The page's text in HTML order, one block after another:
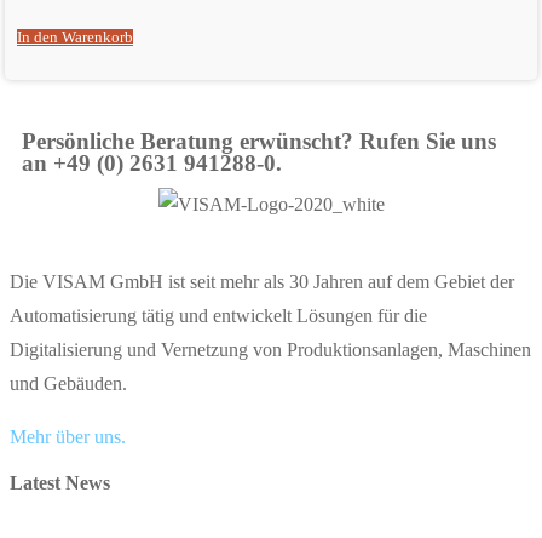
In den Warenkorb
Persönliche Beratung erwünscht? Rufen Sie uns
an +49 (0) 2631 941288-0.
Die VISAM GmbH ist seit mehr als 30 Jahren auf dem Gebiet der
Automatisierung tätig und entwickelt Lösungen für die
Digitalisierung und Vernetzung von Produktionsanlagen, Maschinen
und Gebäuden.
Mehr über uns.
Latest News